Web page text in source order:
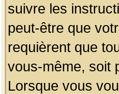
suivre les
peut-être que
requièrent que
vous-même, soit
Lorsque vous